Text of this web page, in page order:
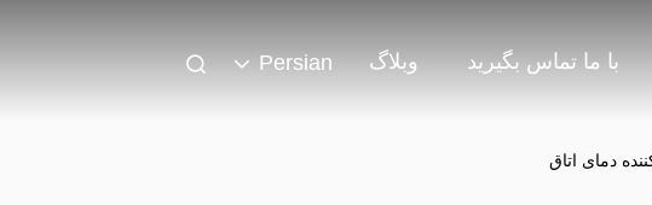
با ما تماس بگیرید وبلاگ Persian